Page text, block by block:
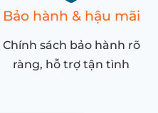
Bảo hành & hậu mãi
Chính sách bảo hành rõ
ràng, hỗ trợ tận tình